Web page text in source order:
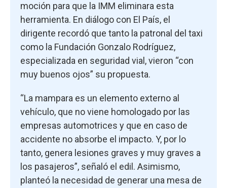
moción para que la IMM eliminara esta
herramienta. En diálogo con El País, el
dirigente recordó que tanto la patronal del taxi
como la Fundación Gonzalo Rodríguez,
especializada en seguridad vial, vieron “con
muy buenos ojos” su propuesta.
“La mampara es un elemento externo al
vehículo, que no viene homologado por las
empresas automotrices y que en caso de
accidente no absorbe el impacto. Y, por lo
tanto, genera lesiones graves y muy graves a
los pasajeros”, señaló el edil. Asimismo,
planteó la necesidad de generar una mesa de